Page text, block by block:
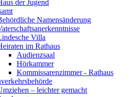
der Jugend
Namensänderung
Villa
im Rathaus
Audienzsaal
Hörkammer
Kommissarenzimmer - Rathaus
– leichter gemacht